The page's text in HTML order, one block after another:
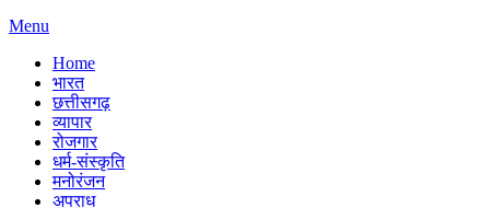
Menu
Home
भारत
छत्तीसगढ़
व्यापार
रोजगार
धर्म-संस्कृति
मनोरंजन
अपराध